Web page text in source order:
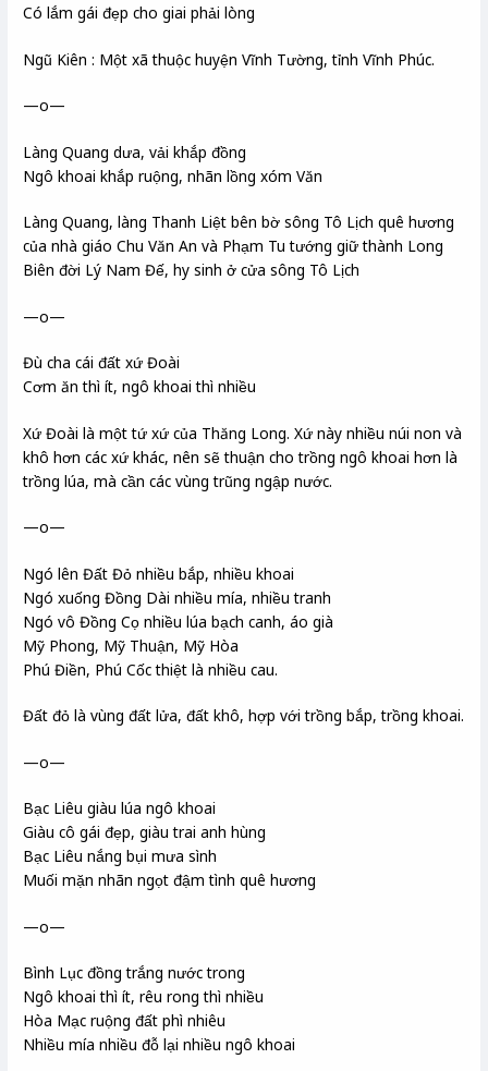
Có lắm gái đẹp cho giai phải lòng
Ngũ Kiên : Một xã thuộc huyện Vĩnh Tường, tỉnh Vĩnh Phúc.
—o—
Làng Quang dưa, vải khắp đồng
Ngô khoai khắp ruộng, nhãn lồng xóm Văn
Làng Quang, làng Thanh Liệt bên bờ sông Tô Lịch quê hương
của nhà giáo Chu Văn An và Phạm Tu tướng giữ thành Long
Biên đời Lý Nam Đế, hy sinh ở cửa sông Tô Lịch
—o—
Đù cha cái đất xứ Đoài
Cơm ăn thì ít, ngô khoai thì nhiều
Xứ Đoài là một tứ xứ của Thăng Long. Xứ này nhiều núi non và
khô hơn các xứ khác, nên sẽ thuận cho trồng ngô khoai hơn là
trồng lúa, mà cần các vùng trũng ngập nước.
—o—
Ngó lên Đất Đỏ nhiều bắp, nhiều khoai
Ngó xuống Đồng Dài nhiều mía, nhiều tranh
Ngó vô Đồng Cọ nhiều lúa bạch canh, áo già
Mỹ Phong, Mỹ Thuận, Mỹ Hòa
Phú Điền, Phú Cốc thiệt là nhiều cau.
Đất đỏ là vùng đất lửa, đất khô, hợp với trồng bắp, trồng khoai.
—o—
Bạc Liêu giàu lúa ngô khoai
Giàu cô gái đẹp, giàu trai anh hùng
Bạc Liêu nắng bụi mưa sình
Muối mặn nhãn ngọt đậm tình quê hương
—o—
Bình Lục đồng trắng nước trong
Ngô khoai thì ít, rêu rong thì nhiều
Hòa Mạc ruộng đất phì nhiêu
Nhiều mía nhiều đỗ lại nhiều ngô khoai